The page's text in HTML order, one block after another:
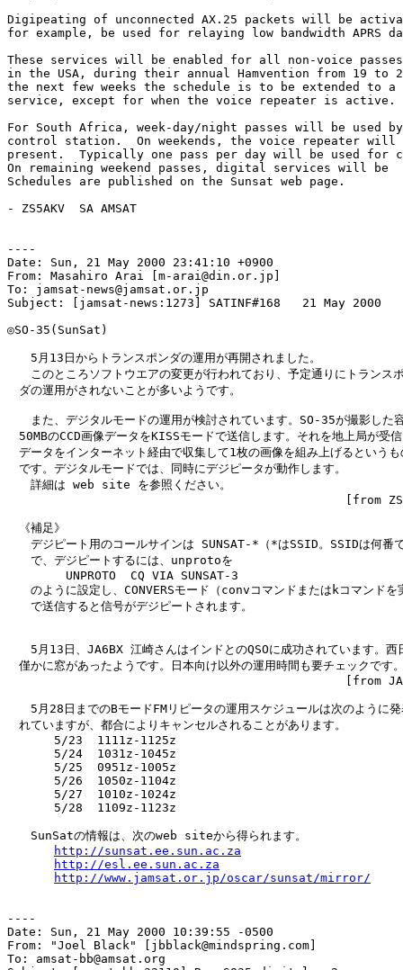
Digipeating of unconnected AX.25 packets will be
for example, be used for relaying low bandwidth APRS
These services will be enabled for all non-voice
in the USA, during their annual Hamvention from 19 to
the next few weeks the schedule is to be extended to a
service, except for when the voice repeater is active.
For South Africa, week-day/night passes will be used
control station.  On weekends, the voice repeater will
present.  Typically one pass per day will be used for
On remaining weekend passes, digital services will be
Schedules are published on the Sunsat web page.
- ZS5AKV  SA AMSAT
----
Date: Sun, 21 May 2000 23:41:10 +0900
From: Masahiro Arai [m-arai@din.or.jp]
To: jamsat-news@jamsat.or.jp
Subject: [jamsat-news:1273] SATINF#168   21 May 2000
◎SO-35(SunSat)
5月13日からトランスポンダの運用が再開されました。
このところソフトウエアの変更が行われており、予定通りにトランス
ダの運用がされないことが多いようです。
また、デジタルモードの運用が検討されています。SO-35が撮影した
50MBのCCD画像データをKISSモードで送信します。それを地上局が受
データをインターネット経由で収集して1枚の画像を組み上げるというも
です。デジタルモードでは、同時にデジピータが動作します。
詳細は web site を参照ください。
[from
《補足》
デジピート用のコールサインは SUNSAT-*（*はSSID。SSIDは何番
で、デジピートするには、unprotoを
UNPROTO  CQ VIA SUNSAT-3
のように設定し、CONVERSモード（convコマンドまたはkコマンドを
で送信すると信号がデジピートされます。
5月13日、JA6BX 江崎さんはインドとのQSOに成功されています。西
僅かに窓があったようです。日本向け以外の運用時間も要チェックです
[from
5月28日までのBモードFMリピータの運用スケジュールは次のように発
れていますが、都合によりキャンセルされることがあります。
5/23  1111z-1125z
5/24  1031z-1045z
5/25  0951z-1005z
5/26  1050z-1104z
5/27  1010z-1024z
5/28  1109z-1123z
SunSatの情報は、次のweb siteから得られます。
http://sunsat.ee.sun.ac.za
http://esl.ee.sun.ac.za
http://www.jamsat.or.jp/oscar/sunsat/mirror/
----
Date: Sun, 21 May 2000 10:39:55 -0500
From: "Joel Black" [jbblack@mindspring.com]
To: amsat-bb@amsat.org